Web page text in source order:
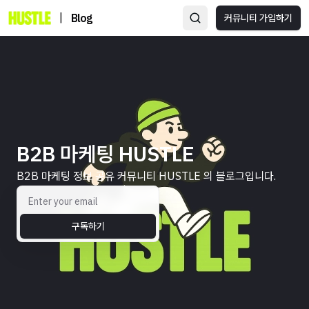
Blog 커뮤니티 가입하기
B2B 마케팅 HUSTLE
B2B 마케팅 정보 공유 커뮤니티 HUSTLE 의 블로그입니다.
구독하기